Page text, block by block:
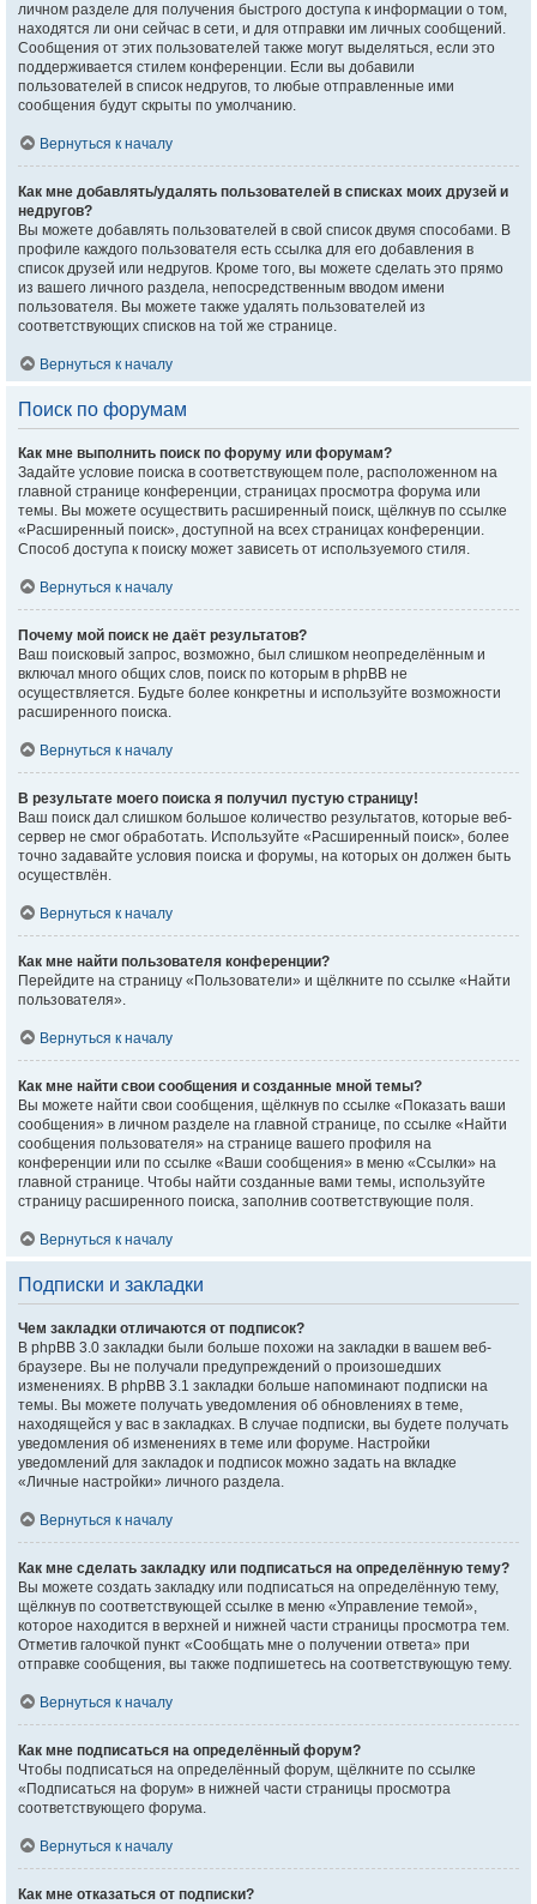
личном разделе для получения быстрого доступа к информации о том,
находятся ли они сейчас в сети, и для отправки им личных сообщений.
Сообщения от этих пользователей также могут выделяться, если это
поддерживается стилем конференции. Если вы добавили
пользователей в список недругов, то любые отправленные ими
сообщения будут скрыты по умолчанию.
Вернуться к началу
Как мне добавлять/удалять пользователей в списках моих друзей и
недругов?
Вы можете добавлять пользователей в свой список двумя способами. В
профиле каждого пользователя есть ссылка для его добавления в
список друзей или недругов. Кроме того, вы можете сделать это прямо
из вашего личного раздела, непосредственным вводом имени
пользователя. Вы можете также удалять пользователей из
соответствующих списков на той же странице.
Вернуться к началу
Поиск по форумам
Как мне выполнить поиск по форуму или форумам?
Задайте условие поиска в соответствующем поле, расположенном на
главной странице конференции, страницах просмотра форума или
темы. Вы можете осуществить расширенный поиск, щёлкнув по ссылке
«Расширенный поиск», доступной на всех страницах конференции.
Способ доступа к поиску может зависеть от используемого стиля.
Вернуться к началу
Почему мой поиск не даёт результатов?
Ваш поисковый запрос, возможно, был слишком неопределённым и
включал много общих слов, поиск по которым в phpBB не
осуществляется. Будьте более конкретны и используйте возможности
расширенного поиска.
Вернуться к началу
В результате моего поиска я получил пустую страницу!
Ваш поиск дал слишком большое количество результатов, которые веб-
сервер не смог обработать. Используйте «Расширенный поиск», более
точно задавайте условия поиска и форумы, на которых он должен быть
осуществлён.
Вернуться к началу
Как мне найти пользователя конференции?
Перейдите на страницу «Пользователи» и щёлкните по ссылке «Найти
пользователя».
Вернуться к началу
Как мне найти свои сообщения и созданные мной темы?
Вы можете найти свои сообщения, щёлкнув по ссылке «Показать ваши
сообщения» в личном разделе на главной странице, по ссылке «Найти
сообщения пользователя» на странице вашего профиля на
конференции или по ссылке «Ваши сообщения» в меню «Ссылки» на
главной странице. Чтобы найти созданные вами темы, используйте
страницу расширенного поиска, заполнив соответствующие поля.
Вернуться к началу
Подписки и закладки
Чем закладки отличаются от подписок?
В phpBB 3.0 закладки были больше похожи на закладки в вашем веб-
браузере. Вы не получали предупреждений о произошедших
изменениях. В phpBB 3.1 закладки больше напоминают подписки на
темы. Вы можете получать уведомления об обновлениях в теме,
находящейся у вас в закладках. В случае подписки, вы будете получать
уведомления об изменениях в теме или форуме. Настройки
уведомлений для закладок и подписок можно задать на вкладке
«Личные настройки» личного раздела.
Вернуться к началу
Как мне сделать закладку или подписаться на определённую тему?
Вы можете создать закладку или подписаться на определённую тему,
щёлкнув по соответствующей ссылке в меню «Управление темой»,
которое находится в верхней и нижней части страницы просмотра тем.
Отметив галочкой пункт «Сообщать мне о получении ответа» при
отправке сообщения, вы также подпишетесь на соответствующую тему.
Вернуться к началу
Как мне подписаться на определённый форум?
Чтобы подписаться на определённый форум, щёлкните по ссылке
«Подписаться на форум» в нижней части страницы просмотра
соответствующего форума.
Вернуться к началу
Как мне отказаться от подписки?